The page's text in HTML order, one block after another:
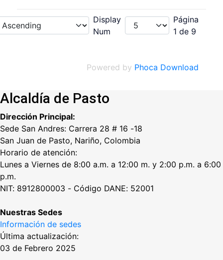
Display
Num
Página
1 de 9
Powered by Phoca Download
Alcaldía de Pasto
Dirección Principal:
Sede San Andres: Carrera 28 # 16 -18
San Juan de Pasto, Nariño, Colombia
Horario de atención:
Lunes a Viernes de 8:00 a.m. a 12:00 m. y 2:00 p.m. a 6:00
p.m.
NIT: 8912800003 - Código DANE: 52001
Nuestras Sedes
Información de sedes
Última actualización:
03 de Febrero 2025